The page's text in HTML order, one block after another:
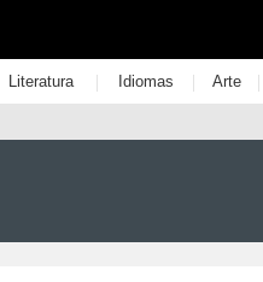
Literatura | Idiomas | Arte |